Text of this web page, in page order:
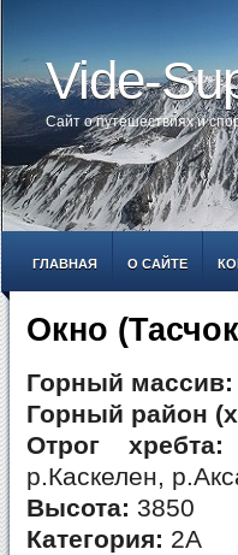
Vide-
Сайт о путешествиях и
ГЛАВНАЯ О САЙТЕ
Окно
Горный массив:
Горный район
Отрог хребта:
р.Каскелен,
Высота: 3850
Категория: 2А